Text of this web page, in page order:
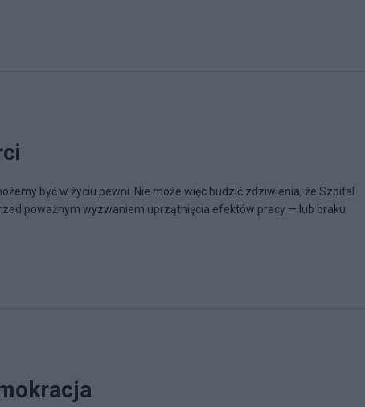
być w życiu pewni. Nie może więc budzić zdziwienia, że Szpital
poważnym wyzwaniem uprzątnięcia efektów pracy — lub braku